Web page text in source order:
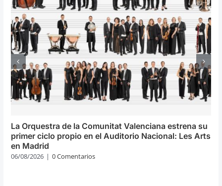
La Orquestra de la Comunitat Valenciana estrena su
primer ciclo propio en el Auditorio Nacional: Les Arts
en Madrid
06/08/2026 | 0 Comentarios